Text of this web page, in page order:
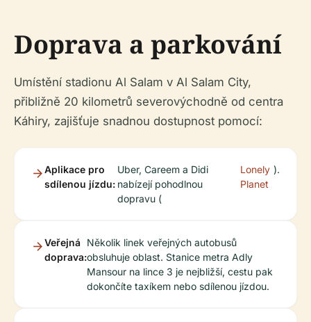
Doprava a parkování
Umístění stadionu Al Salam v Al Salam City,
přibližně 20 kilometrů severovýchodně od centra
Káhiry, zajišťuje snadnou dostupnost pomocí:
Aplikace pro
sdílenou jízdu:
Uber, Careem a Didi
nabízejí pohodlnou
dopravu (
Lonely
Planet
).
Veřejná
doprava:
Několik linek veřejných autobusů
obsluhuje oblast. Stanice metra Adly
Mansour na lince 3 je nejbližší, cestu pak
dokončíte taxíkem nebo sdílenou jízdou.